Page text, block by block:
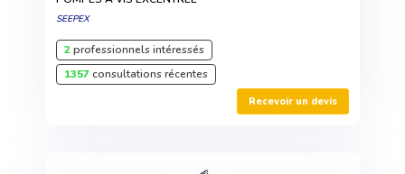
SEEPEX
2professionnels intéressés
1357consultations récentes
Recevoir un devis